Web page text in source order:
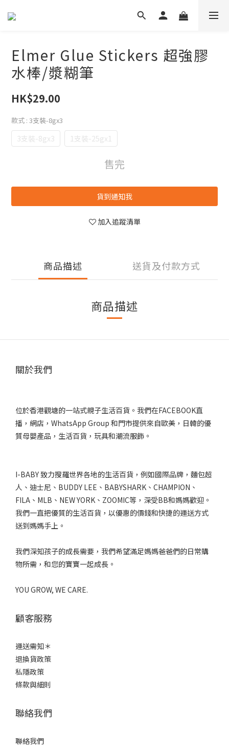
Elmer Glue Stickers 超強膠
水棒/漿糊筆
HK$29.00
款式 : 3支裝-8gx3
3支裝-8gx3 1支裝-25gx1
售完
貨到通知我
加入追蹤清單
商品描述 送貨及付款方式
商品描述
關於我們
位於香港觀塘的一站式親子生活百貨。我們在FACEBOOK直
播，網店，WhatsApp Group 和門市提供來自歐美，日韓的優
質母嬰產品，生活百貨，玩具和潮流服飾。
I-BABY 致力搜羅世界各地的生活百貨，例如國際品牌，麵包超
人、迪士尼、BUDDY LEE、BABYSHARK、CHAMPION、
FILA、MLB、NEW YORK、ZOOMIC等，深受BB和媽媽歡迎。
我們一直把優質的生活百貨，以優惠的價錢和快捷的運送方式
送到媽媽手上。
我們深知孩子的成長需要，我們希望滿足媽媽爸爸們的日常購
物所需，和您的寶寶一起成長。
YOU GROW, WE CARE.
顧客服務
運送需知＊
退換貨政策
私隱政策
條款與細則
聯絡我們
聯絡我們